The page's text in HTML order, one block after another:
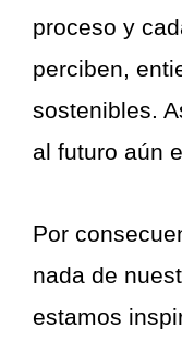
proceso y
perciben,
sostenibles.
al futuro aún
Por
nada de
estamos